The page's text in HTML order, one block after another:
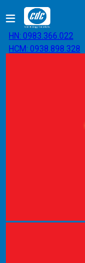
HN: 0983.366.022
HCM: 0938.898.328